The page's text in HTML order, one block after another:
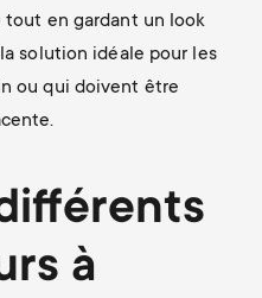
en gardant un look
solution idéale pour les
ou qui doivent être
à